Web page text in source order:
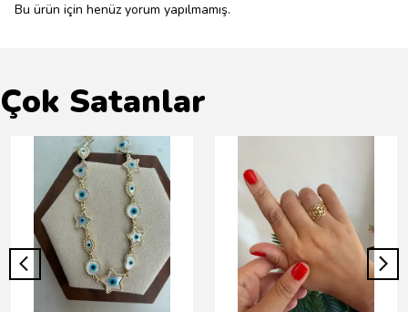
Bu ürün için henüz yorum yapılmamış.
Çok Satanlar